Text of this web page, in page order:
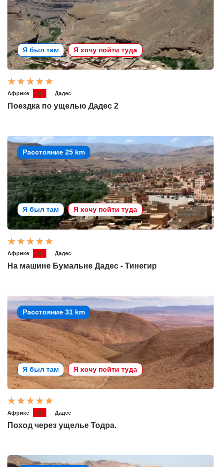
Я был там Я хочу пойти туда
Африке Дадес
Поездка по ущелью Дадес 2
Расстояние 25 km
Я был там Я хочу пойти туда
Африке Дадес
На машине Бумальне Дадес - Тинегир
Расстояние 31 km
Я был там Я хочу пойти туда
Африке Дадес
Поход через ущелье Тодра.